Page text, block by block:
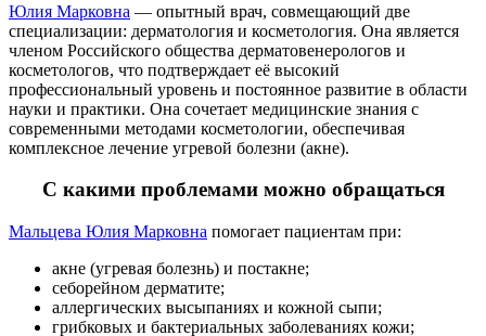
Юлия Марковна — опытный врач, совмещающий две
специализации: дерматология и косметология. Она является
членом Российского общества дерматовенерологов и
косметологов, что подтверждает её высокий
профессиональный уровень и постоянное развитие в области
науки и практики. Она сочетает медицинские знания с
современными методами косметологии, обеспечивая
комплексное лечение угревой болезни (акне).
С какими проблемами можно обращаться
Мальцева Юлия Марковна помогает пациентам при:
акне (угревая болезнь) и постакне;
себорейном дерматите;
аллергических высыпаниях и кожной сыпи;
грибковых и бактериальных заболеваниях кожи;